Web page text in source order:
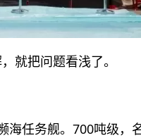
就把问题看浅了。
任务舰。700吨级，